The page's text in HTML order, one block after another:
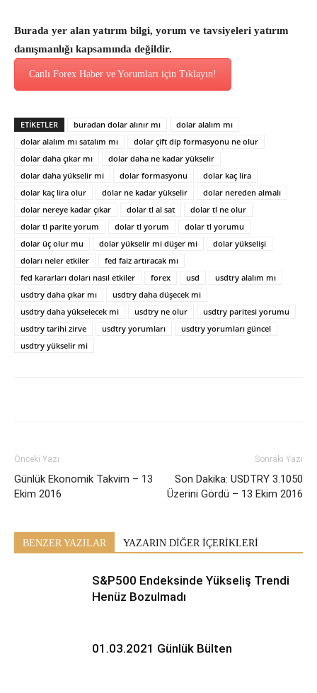
Burada yer alan yatırım bilgi, yorum ve tavsiyeleri yatırım
danışmanlığı kapsamında değildir.
Canlı Forex Haber ve Yorumları için Tıklayın!
ETİKETLER buradan dolar alınır mı
dolar alalım mı
dolar alalım mı satalım mı
dolar çift dip formasyonu ne olur
dolar daha çıkar mı
dolar daha ne kadar yükselir
dolar daha yükselir mi
dolar formasyonu
dolar kaç lira
dolar kaç lira olur
dolar ne kadar yükselir
dolar nereden almalı
dolar nereye kadar çıkar
dolar tl al sat
dolar tl ne olur
dolar tl parite yorum
dolar tl yorum
dolar tl yorumu
dolar üç olur mu
dolar yükselir mi düşer mi
dolar yükselişi
doları neler etkiler
fed faiz artıracak mı
fed kararları doları nasıl etkiler
forex usd
usdtry alalım mı
usdtry daha çıkar mı
usdtry daha düşecek mi
usdtry daha yükselecek mi
usdtry ne olur
usdtry paritesi yorumu
usdtry tarihi zirve
usdtry yorumları
usdtry yorumları güncel
usdtry yükselir mi
Önceki Yazı
Günlük Ekonomik Takvim – 13
Ekim 2016
Sonraki Yazı
Son Dakika: USDTRY 3.1050
Üzerini Gördü – 13 Ekim 2016
BENZER YAZILAR YAZARIN DİĞER İÇERİKLERİ
S&P500 Endeksinde Yükseliş Trendi
Henüz Bozulmadı
01.03.2021 Günlük Bülten